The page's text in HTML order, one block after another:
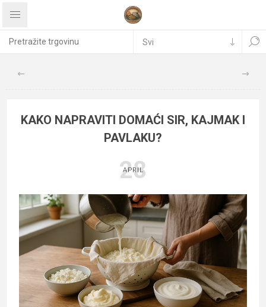
KAKO NAPRAVITI DOMAĆI SIR, KAJMAK I
PAVLAKU?
28
APRIL